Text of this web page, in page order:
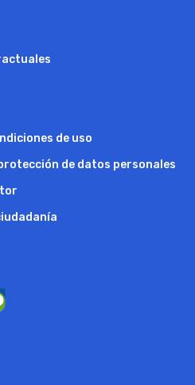
de uso
de datos personales